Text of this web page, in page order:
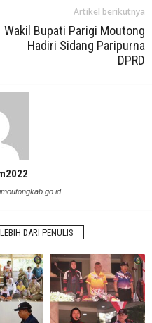
Artikel berikutnya
Wakil Bupati Parigi Moutong
Hadiri Sidang Paripurna
DPRD
LEBIH DARI PENULIS